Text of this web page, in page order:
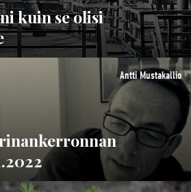
kuin se olisi
Antti Mustakallio